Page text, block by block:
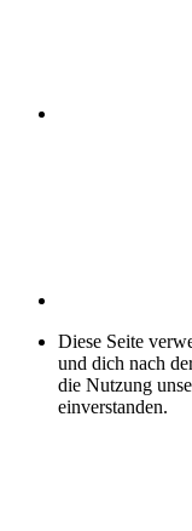
Diese Seite
und dich nach
die Nutzung
einverstanden.